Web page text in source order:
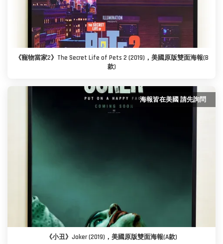
《寵物當家2》The Secret Life of Pets 2 (2019)，美國原版雙面海報(B
款)
海報皆在美國 請先詢問
《小丑》Joker (2019)，美國原版雙面海報(A款)